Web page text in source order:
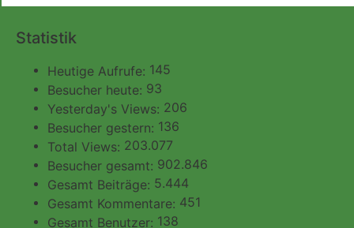
Statistik
Heutige Aufrufe: 145
Besucher heute: 93
Yesterday's Views: 206
Besucher gestern: 136
Total Views: 203.077
Besucher gesamt: 902.846
Gesamt Beiträge: 5.444
Gesamt Kommentare: 451
Gesamt Benutzer: 138